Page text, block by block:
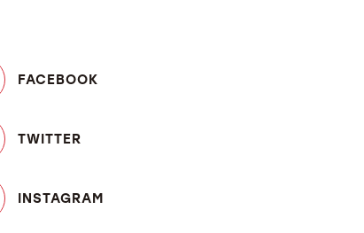
FACEBOOK
TWITTER
INSTAGRAM